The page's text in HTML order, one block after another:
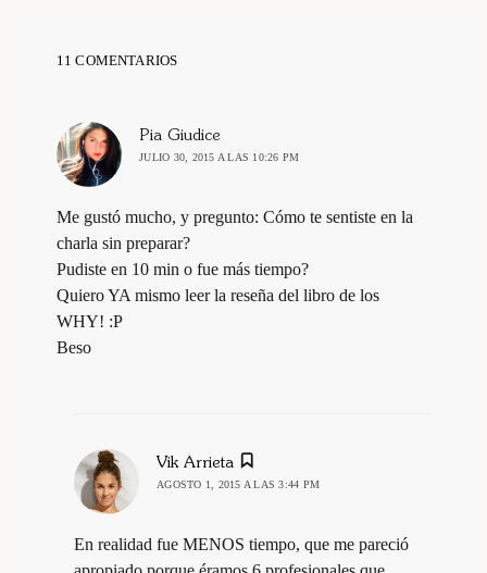
11 COMENTARIOS
Pia Giudice
JULIO 30, 2015 A LAS 10:26 PM
Me gustó mucho, y pregunto: Cómo te sentiste en la
charla sin preparar?
Pudiste en 10 min o fue más tiempo?
Quiero YA mismo leer la reseña del libro de los
WHY! :P
Beso
Vik Arrieta
AGOSTO 1, 2015 A LAS 3:44 PM
En realidad fue MENOS tiempo, que me pareció